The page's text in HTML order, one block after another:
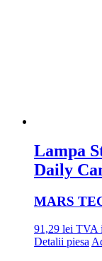
Lampa
Daily
MARS
91,29 lei TVA
Detalii piesa